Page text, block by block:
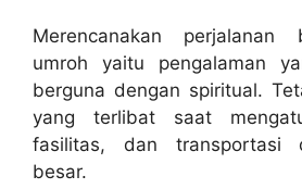
Merencanakan perjalanan
umroh yaitu pengalaman
berguna dengan spiritual.
yang terlibat saat
fasilitas, dan transportasi
besar.